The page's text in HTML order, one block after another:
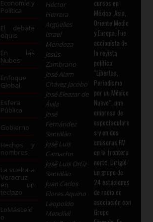
Economía y
Política
El debate
equis
En las
Nubes
Enfoque
Global
Esfera
Pública
Gobierno
Hechos y
nombres
La vuelta a
Veracruz
en un
teclazo
LoMásLeíd
o
Héctor
Herrera
Argüelles
Israel
Mendoza
Jesús
Zambrano
José Alam
Chávez Jacobo
José Eleazar de
Ávila
José
Fernández
Santillán
José Luis
Camacho
José Luis Ortiz
Santillán
Juan Carlos
Flores Aquino
Leopoldo
Mendívil
cursos en
México, Asia,
Oriente Medio
y Europa. Fue
accionista de
la revista
política
“Libertas,
Periodismo
por un México
Nuevo”, una
empresa de
espectaculare
s y en dos
emisoras FM
en la frontera
norte. Dirigió
un grupo de
24 estaciones
de radio en
asociación con
Grupo